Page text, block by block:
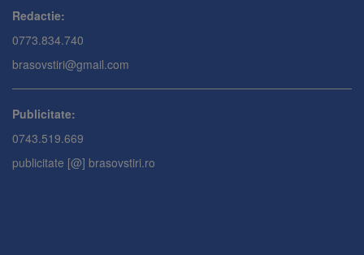
Redactie:
0773.834.740
brasovstiri@gmail.com
Publicitate:
0743.519.669
publicitate [@] brasovstiri.ro